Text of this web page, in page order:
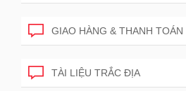
GIAO HÀNG & THANH TOÁN
TÀI LIỆU TRẮC ĐỊA